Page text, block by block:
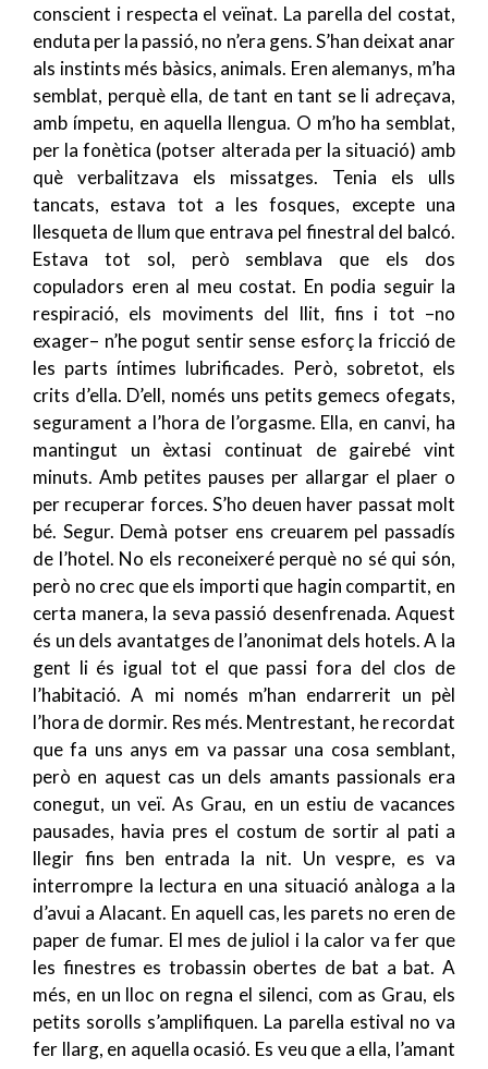
conscient i respecta el veïnat. La parella del costat,
enduta per la passió, no n’era gens. S’han deixat anar
als instints més bàsics, animals. Eren alemanys, m’ha
semblat, perquè ella, de tant en tant se li adreçava,
amb ímpetu, en aquella llengua. O m’ho ha semblat,
per la fonètica (potser alterada per la situació) amb
què verbalitzava els missatges. Tenia els ulls
tancats, estava tot a les fosques, excepte una
llesqueta de llum que entrava pel finestral del balcó.
Estava tot sol, però semblava que els dos
copuladors eren al meu costat. En podia seguir la
respiració, els moviments del llit, fins i tot –no
exager– n’he pogut sentir sense esforç la fricció de
les parts íntimes lubrificades. Però, sobretot, els
crits d’ella. D’ell, només uns petits gemecs ofegats,
segurament a l’hora de l’orgasme. Ella, en canvi, ha
mantingut un èxtasi continuat de gairebé vint
minuts. Amb petites pauses per allargar el plaer o
per recuperar forces. S’ho deuen haver passat molt
bé. Segur. Demà potser ens creuarem pel passadís
de l’hotel. No els reconeixeré perquè no sé qui són,
però no crec que els importi que hagin compartit, en
certa manera, la seva passió desenfrenada. Aquest
és un dels avantatges de l’anonimat dels hotels. A la
gent li és igual tot el que passi fora del clos de
l’habitació. A mi només m’han endarrerit un pèl
l’hora de dormir. Res més. Mentrestant, he recordat
que fa uns anys em va passar una cosa semblant,
però en aquest cas un dels amants passionals era
conegut, un veï. As Grau, en un estiu de vacances
pausades, havia pres el costum de sortir al pati a
llegir fins ben entrada la nit. Un vespre, es va
interrompre la lectura en una situació anàloga a la
d’avui a Alacant. En aquell cas, les parets no eren de
paper de fumar. El mes de juliol i la calor va fer que
les finestres es trobassin obertes de bat a bat. A
més, en un lloc on regna el silenci, com as Grau, els
petits sorolls s’amplifiquen. La parella estival no va
fer llarg, en aquella ocasió. Es veu que a ella, l’amant